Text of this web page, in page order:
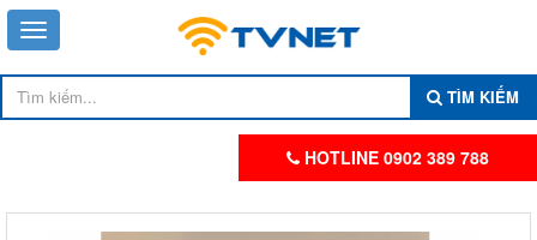
TÌM KIẾM
HOTLINE 0902 389 788